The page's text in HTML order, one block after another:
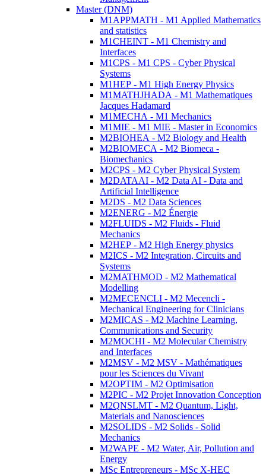
Master (DNM)
M1APPMATH - M1 Applied Mathematics
and statistics
M1CHEINT - M1 Chemistry and
Interfaces
M1CPS - M1 CPS - Cyber Physical
Systems
M1HEP - M1 High Energy Physics
M1MATHJHADA - M1 Mathematiques
Jacques Hadamard
M1MECHA - M1 Mechanics
M1MIE - M1 MIE - Master in Economics
M2BIOHEA - M2 Biology and Health
M2BIOMECA - M2 Biomeca -
Biomechanics
M2CPS - M2 Cyber Physical System
M2DATAAI - M2 Data AI - Data and
Artificial Intelligence
M2DS - M2 Data Sciences
M2ENERG - M2 Énergie
M2FLUIDS - M2 Fluids - Fluid
Mechanics
M2HEP - M2 High Energy physics
M2ICS - M2 Integration, Circuits and
Systems
M2MATHMOD - M2 Mathematical
Modelling
M2MECENCLI - M2 Mecencli -
Mechanical Engineering for Clinicians
M2MICAS - M2 Machine Learning,
Communications and Security
M2MOCHI - M2 Molecular Chemistry
and Interfaces
M2MSV - M2 MSV - Mathématiques
pour les Sciences du Vivant
M2OPTIM - M2 Optimisation
M2PIC - M2 Projet Innovation Conception
M2QNSLMT - M2 Quantum, Light,
Materials and Nanosciences
M2SOLIDS - M2 Solids - Solid
Mechanics
M2WAPE - M2 Water, Air, Pollution and
Energy
MSc Entrepreneurs - MSc X-HEC